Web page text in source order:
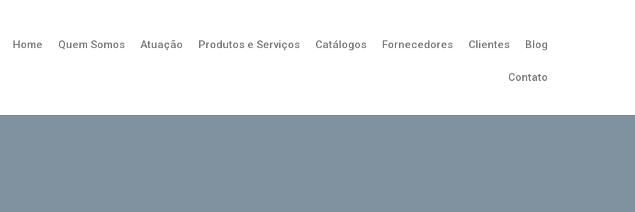
Home Quem Somos Atuação Produtos e Serviços Catálogos Fornecedores Clientes Blog
Contato